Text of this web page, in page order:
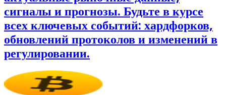
сигналы и прогнозы. Будьте в курсе
всех ключевых событий: хардфорков,
обновлений протоколов и изменений в
регулировании.